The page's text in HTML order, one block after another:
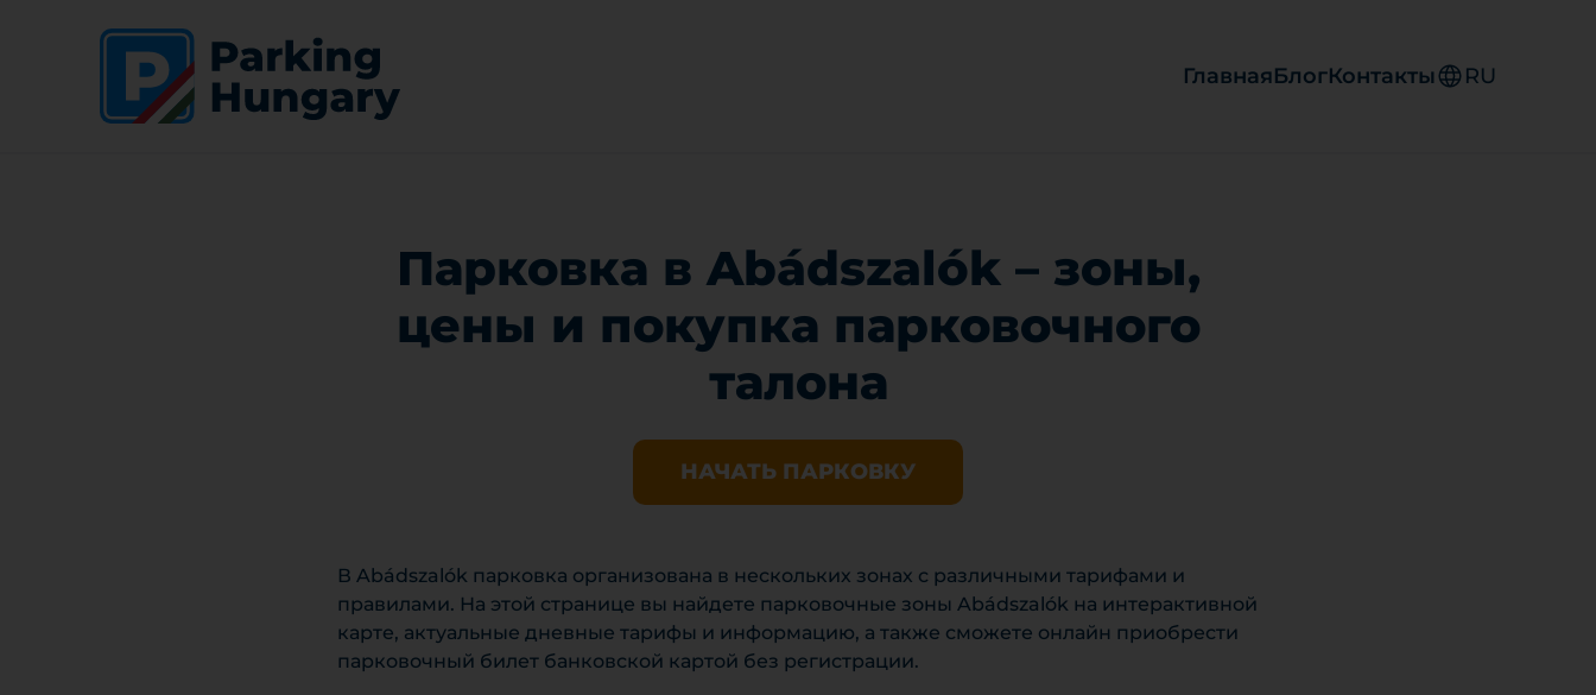
ГлавнаяБлогКонтакты RU
Парковка в Abádszalók – зоны,
цены и покупка парковочного
талона
НАЧАТЬ ПАРКОВКУ
В Abádszalók парковка организована в нескольких зонах с различными тарифами и
правилами. На этой странице вы найдете парковочные зоны Abádszalók на интерактивной
карте, актуальные дневные тарифы и информацию, а также сможете онлайн приобрести
парковочный билет банковской картой без регистрации.